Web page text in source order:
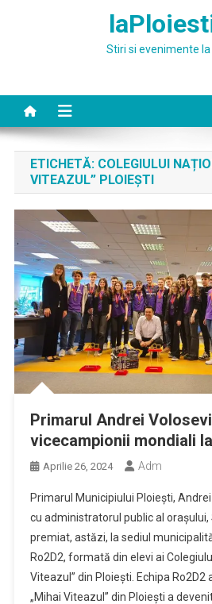
Stiri si evenimente
ETICHETĂ: COLEGIULUI
VITEAZUL” PLOIEȘTI
Primarul Andrei
vicecampionii mondiali
Aprilie 26, 2024 Adm
Primarul Municipiului Ploiești,
cu administratorul public al orașului,
premiat, astăzi, la sediul
Ro2D2, formată din elevi ai
Viteazul” din Ploiești. Echipa Ro2D2
„Mihai Viteazul” din Ploiești a